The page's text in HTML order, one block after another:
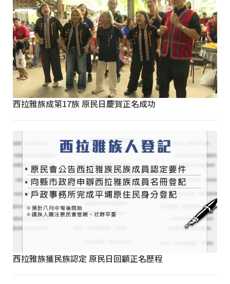
西拉雅族成第17族 原民日慶賀正名成功
西拉雅族獲民族認定 原民日回顧正名歷程